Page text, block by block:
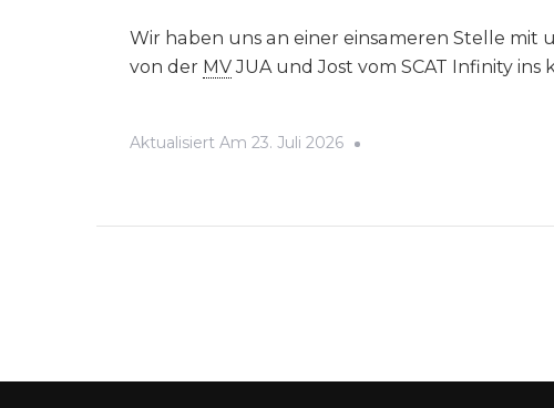
Wir haben uns an einer einsameren Stelle mit
von der MVJUA und Jost vom SCAT Infinity ins
Aktualisiert Am 23. Juli 2026